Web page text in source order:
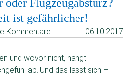
oder Flugzeugabsturz?
ist gefährlicher!
Kommentare 06.10.2017
und wovor nicht, hängt
ab. Und das lässt sich –